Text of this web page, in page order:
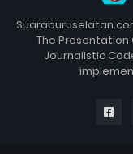
The Presentation
Journalistic